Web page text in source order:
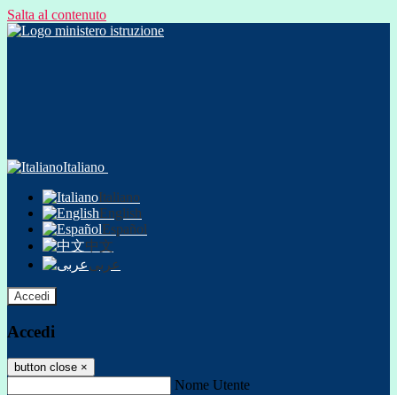
Salta al contenuto
Italiano
Italiano
English
Español
中文
عربى
Accedi
Accedi
button close ×
Nome Utente